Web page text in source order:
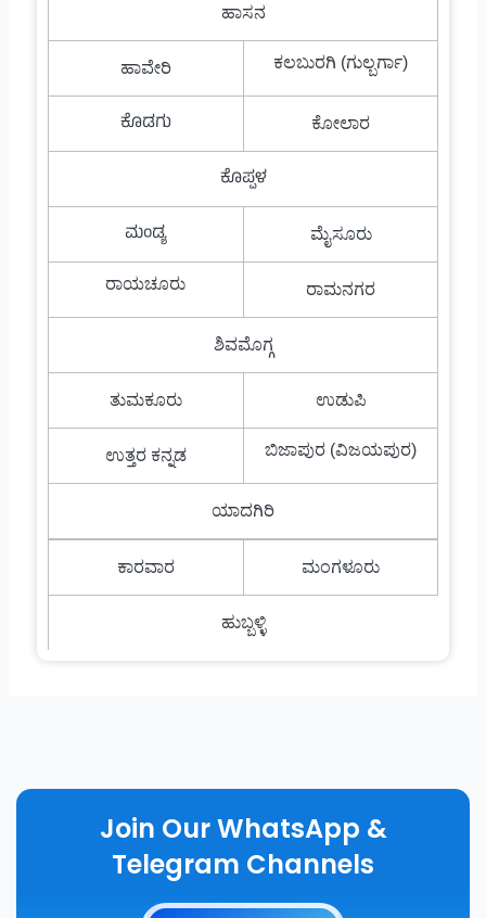
ಹಾಸನ
ಹಾವೇರಿ ಕಲಬುರಗಿ (ಗುಲ್ಬರ್ಗಾ)
ಕೊಡಗು ಕೋಲಾರ
ಕೊಪ್ಪಳ
ಮಂಡ್ಯ
ಮೈಸೂರು
ರಾಯಚೂರು ರಾಮನಗರ
ಶಿವಮೊಗ್ಗ
ತುಮಕೂರು ಉಡುಪಿ
ಉತ್ತರ ಕನ್ನಡ ಬಿಜಾಪುರ (ವಿಜಯಪುರ)
ಯಾದಗಿರಿ
ಕಾರವಾರ ಮಂಗಳೂರು
ಹುಬ್ಬಳ್ಳಿ
Join Our WhatsApp &
Telegram Channels